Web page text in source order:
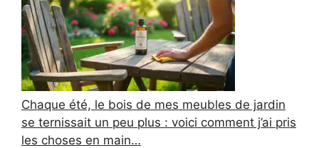
Chaque été, le bois de mes meubles de jardin
se ternissait un peu plus : voici comment j’ai pris
les choses en main…